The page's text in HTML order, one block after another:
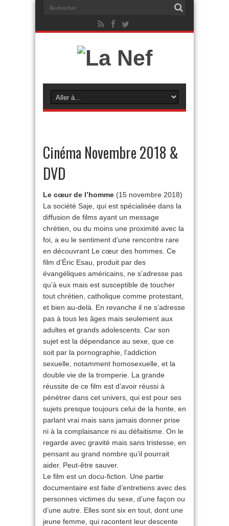
Cinéma Novembre 2018 &
DVD
Le cœur de l’homme (15 novembre 2018)
La société Saje, qui est spécialisée dans la
diffusion de films ayant un message
chrétien, ou du moins une proximité avec la
foi, a eu le sentiment d’une rencontre rare
en découvrant Le cœur des hommes. Ce
film d’Éric Esau, produit par des
évangéliques américains, ne s’adresse pas
qu’à eux mais est susceptible de toucher
tout chrétien, catholique comme protestant,
et bien au-delà. En revanche il ne s’adresse
pas à tous les âges mais seulement aux
adultes et grands adolescents. Car son
sujet est la dépendance au sexe, que ce
soit par la pornographie, l’addiction
sexuelle, notamment homosexuelle, et la
double vie de la tromperie. La grande
réussite de ce film est d’avoir réussi à
pénétrer dans cet univers, qui est pour ses
sujets presque toujours celui de la honte, en
parlant vrai mais sans jamais donner prise
ni à la complaisance ni au défaitisme. On le
regarde avec gravité mais sans tristesse, en
pensant au grand nombre qu’il pourrait
aider. Peut-être sauver.
Le film est un docu-fiction. Une partie
documentaire est faite d’entretiens avec des
personnes victimes du sexe, d’une façon ou
d’une autre. Elles sont six en tout, dont une
jeune femme, qui racontent leur descente